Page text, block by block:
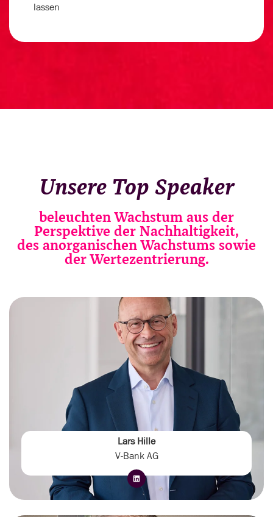
lassen
Unsere Top Speaker
beleuchten Wachstum aus der
Perspektive der Nachhaltigkeit,
des anorganischen Wachstums sowie
der Wertezentrierung.
Lars Hille
V-Bank AG